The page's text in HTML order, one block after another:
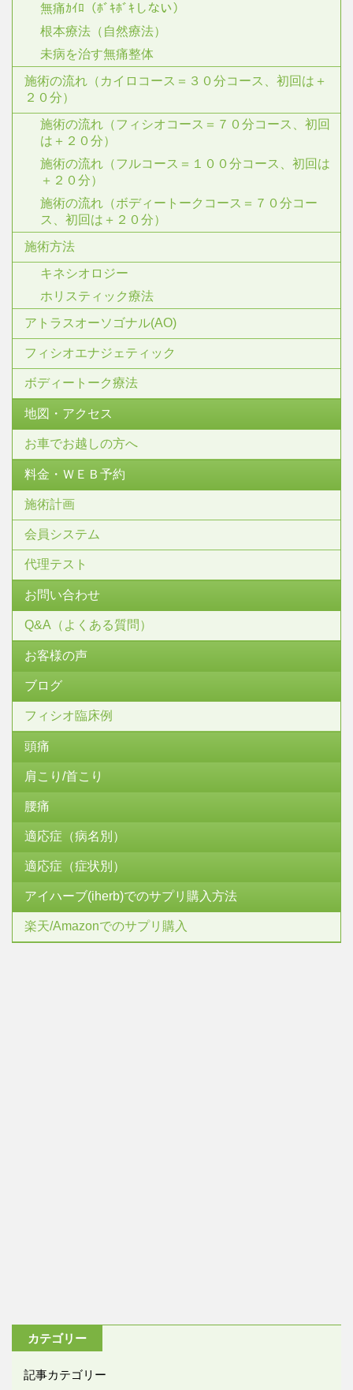
無痛ｶｲﾛ（ﾎﾞｷﾎﾞｷしない）
根本療法（自然療法）
未病を治す無痛整体
施術の流れ（カイロコース＝３０分コース、初回は＋
２０分）
施術の流れ（フィシオコース＝７０分コース、初回
は＋２０分）
施術の流れ（フルコース＝１００分コース、初回は
＋２０分）
施術の流れ（ボディートークコース＝７０分コー
ス、初回は＋２０分）
施術方法
キネシオロジー
ホリスティック療法
アトラスオーソゴナル(AO)
フィシオエナジェティック
ボディートーク療法
地図・アクセス
お車でお越しの方へ
料金・ＷＥＢ予約
施術計画
会員システム
代理テスト
お問い合わせ
Q&A（よくある質問）
お客様の声
ブログ
フィシオ臨床例
頭痛
肩こり/首こり
腰痛
適応症（病名別）
適応症（症状別）
アイハーブ(iherb)でのサプリ購入方法
楽天/Amazonでのサプリ購入
カテゴリー
記事カテゴリー